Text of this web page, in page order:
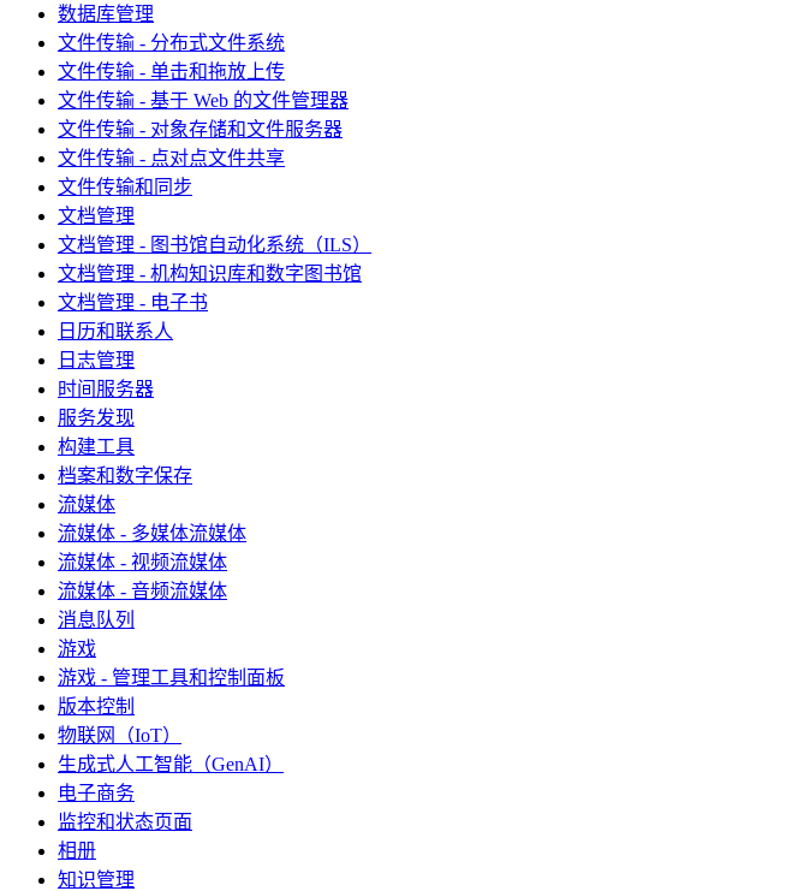
数据库管理
文件传输 - 分布式文件系统
文件传输 - 单击和拖放上传
文件传输 - 基于 Web 的文件管理器
文件传输 - 对象存储和文件服务器
文件传输 - 点对点文件共享
文件传输和同步
文档管理
文档管理 - 图书馆自动化系统（ILS）
文档管理 - 机构知识库和数字图书馆
文档管理 - 电子书
日历和联系人
日志管理
时间服务器
服务发现
构建工具
档案和数字保存
流媒体
流媒体 - 多媒体流媒体
流媒体 - 视频流媒体
流媒体 - 音频流媒体
消息队列
游戏
游戏 - 管理工具和控制面板
版本控制
物联网（IoT）
生成式人工智能（GenAI）
电子商务
监控和状态页面
相册
知识管理